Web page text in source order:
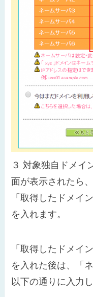
３ 対象独自ドメイ
面が表示されたら
「取得したドメイ
を入れます。
「取得したドメイ
を入れた後は、「
以下の通りに入力し